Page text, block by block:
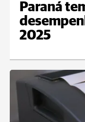
Paraná
2025